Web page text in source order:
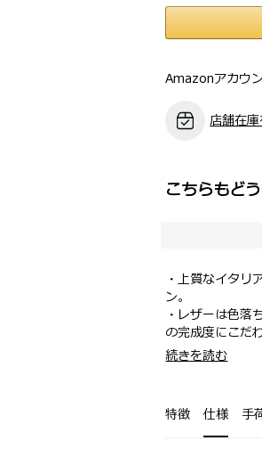
Amazonアカウ
店舗在
こちらもど
・上質なイタリ
ン。
・レザーは色落
の完成度にこだ
・ハンドルから
リーフケースや
・オフの日に向
ットが付属した
・ A4サイズ対
・ 革が柔らかい
・ 底面両端はパ
続きを読む
特徴 仕様 手